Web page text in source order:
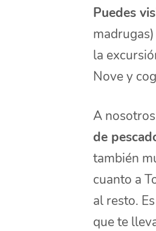
Puedes
la
Nove y
A
de
también
cuanto a
al resto.
que te